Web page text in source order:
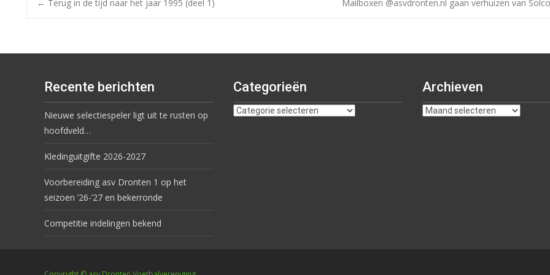
← Terug in de tijd naar het jaar 1995 (deel 1) Mailboxen @asvdronten.nl gaan verhuizen van
Recente berichten
Nieuwe selectiespeler ligt uit te rusten op
hoofdveld…
Kledinguitgifte 2026-2027
Voorbereiding asv Dronten 1 op het
seizoen ’26-’27 en bekerronde
Competitie indelingen bekend
Categorieën Archieven